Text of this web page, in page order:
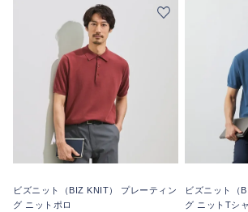
ビズニット（BIZ KNIT） プレーティン
グ ニットポロ
ビズニット（
グ ニットTシ